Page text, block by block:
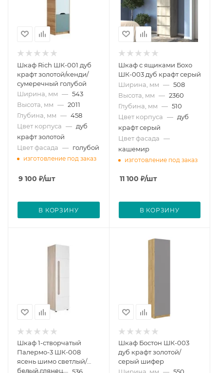
Шкаф Rich ШК-001 дуб
крафт золотой/кенди/
сумеречный голубой
Ширина, мм — 543
Высота, мм — 2011
Глубина, мм — 458
Цвет корпуса — дуб
крафт золотой
Цвет фасада — голубой
изготовление под заказ
9 100 ₽/шт
В КОРЗИНУ
Шкаф с ящиками Бохо
ШК-003 дуб крафт серый
Ширина, мм — 508
Высота, мм — 2360
Глубина, мм — 510
Цвет корпуса — дуб
крафт серый
Цвет фасада —
кашемир
изготовление под заказ
11 100 ₽/шт
В КОРЗИНУ
Шкаф 1-створчатый
Палермо-3 ШК-008
ясень шимо светлый/
белый глянец
Шкаф Бостон ШК-003
дуб крафт золотой/
серый шифер